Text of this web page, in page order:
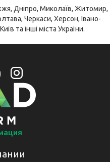
Дніпро, Миколаїв, Житомир,
Черкаси, Херсон, Івано-
та інші міста України.